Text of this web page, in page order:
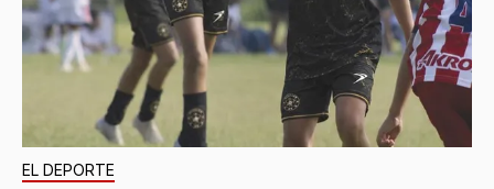
EL DEPORTE